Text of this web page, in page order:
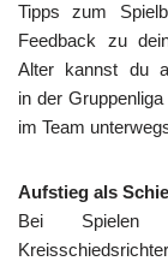
Tipps zum
Feedback zu
Alter kannst du
in der
im Team
Aufstieg als
Bei Spielen